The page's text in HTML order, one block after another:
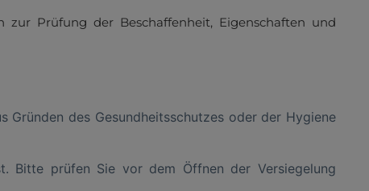
Prüfung der Beschaffenheit, Eigenschaften und
des Gesundheitsschutzes oder der Hygiene
Bitte prüfen Sie vor dem Öffnen der Versiegelung